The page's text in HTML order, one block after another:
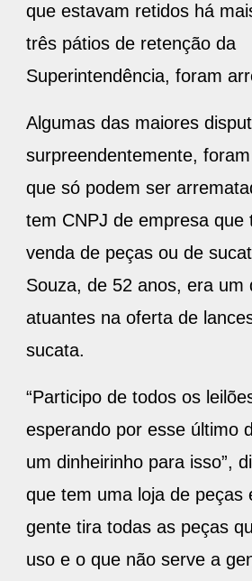
que estavam retidos há
três pátios de retenção da
Superintendência, foram
Algumas das maiores
surpreendentemente,
que só podem ser
tem CNPJ de empresa que
venda de peças ou de
Souza, de 52 anos, era um
atuantes na oferta de
sucata.
“Participo de todos os
esperando por esse último
um dinheirinho para isso”,
que tem uma loja de peças
gente tira todas as peças
uso e o que não serve a